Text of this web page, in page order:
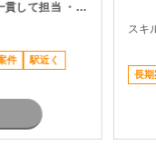
して担当 ・
ョンの実装 ・
スレッド環境で
を前提とした開
件 駅近く
スキ
長期